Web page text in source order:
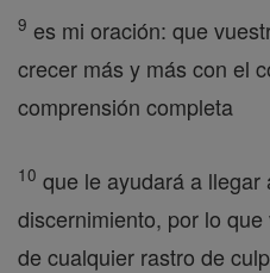
9 es mi oración: que
crecer más y más con el
comprensión completa
10 que le ayudará a llegar
discernimiento, por lo
de cualquier rastro de